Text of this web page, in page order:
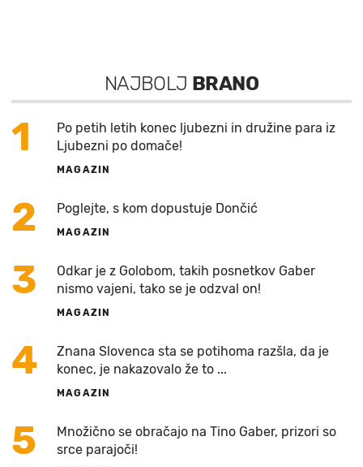
NAJBOLJ BRANO
1
Po petih letih konec ljubezni in družine para iz
Ljubezni po domače!
MAGAZIN
2 Poglejte, s kom dopustuje Dončić
MAGAZIN
3
Odkar je z Golobom, takih posnetkov Gaber
nismo vajeni, tako se je odzval on!
MAGAZIN
4
Znana Slovenca sta se potihoma razšla, da je
konec, je nakazovalo že to ...
MAGAZIN
5
Množično se obračajo na Tino Gaber, prizori so
srce parajoči!